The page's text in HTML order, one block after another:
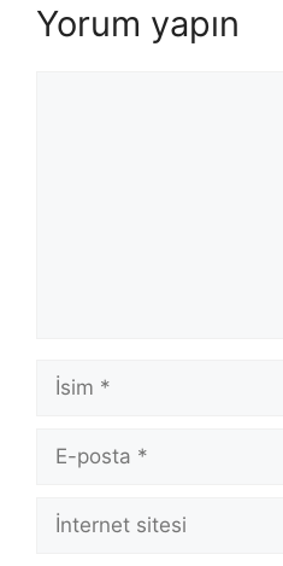
Yorum yapın
İsim
posta
İnternet
sitesi